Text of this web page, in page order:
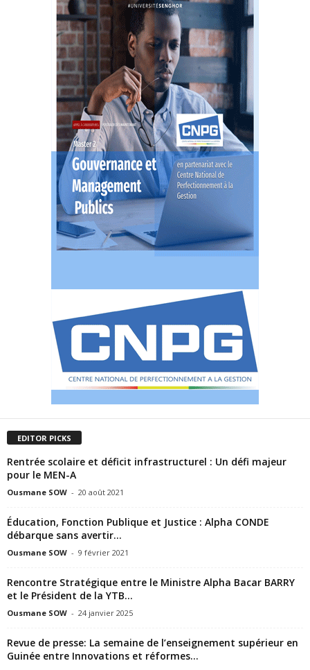
EDITOR PICKS
Rentrée scolaire et déficit infrastructurel : Un défi majeur
pour le MEN-A
Ousmane SOW - 20 août 2021
Éducation, Fonction Publique et Justice : Alpha CONDE
débarque sans avertir…
Ousmane SOW - 9 février 2021
Rencontre Stratégique entre le Ministre Alpha Bacar BARRY
et le Président de la YTB...
Ousmane SOW - 24 janvier 2025
Revue de presse: La semaine de l’enseignement supérieur en
Guinée entre Innovations et réformes...